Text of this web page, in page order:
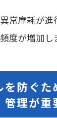
常摩耗が進
度が増加し
防ぐた
管理が重